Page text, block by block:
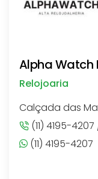
Alpha Watch
Relojoaria
Calçada das
(11) 4195-4207
(11) 4195-4207